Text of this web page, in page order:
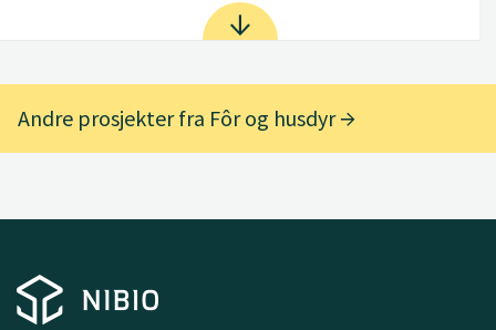
Andre prosjekter fra Fôr og husdyr